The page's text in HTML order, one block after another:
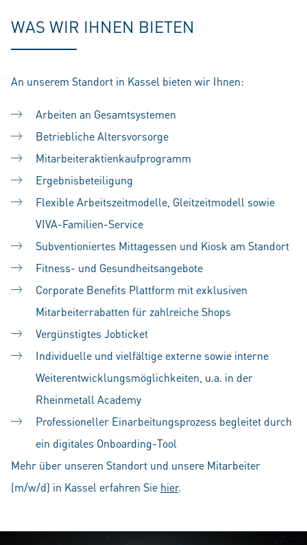
WAS WIR IHNEN BIETEN
An unserem Standort in Kassel bieten wir Ihnen:
Arbeiten an Gesamtsystemen
Betriebliche Altersvorsorge
Mitarbeiteraktienkaufprogramm
Ergebnisbeteiligung
Flexible Arbeitszeitmodelle, Gleitzeitmodell sowie
VIVA-Familien-Service
Subventioniertes Mittagessen und Kiosk am Standort
Fitness- und Gesundheitsangebote
Corporate Benefits Plattform mit exklusiven
Mitarbeiterrabatten für zahlreiche Shops
Vergünstigtes Jobticket
Individuelle und vielfältige externe sowie interne
Weiterentwicklungsmöglichkeiten, u.a. in der
Rheinmetall Academy
Professioneller Einarbeitungsprozess begleitet durch
ein digitales Onboarding-Tool
Mehr über unseren Standort und unsere Mitarbeiter
(m/w/d) in Kassel erfahren Sie hier.